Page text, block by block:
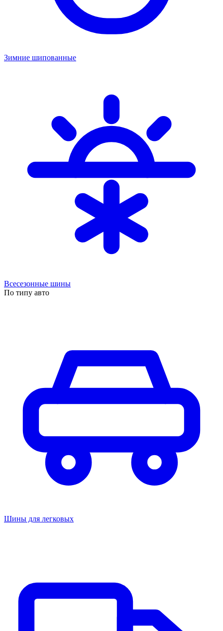
Зимние шипованные
Всесезонные шины
По типу авто
Шины для легковых